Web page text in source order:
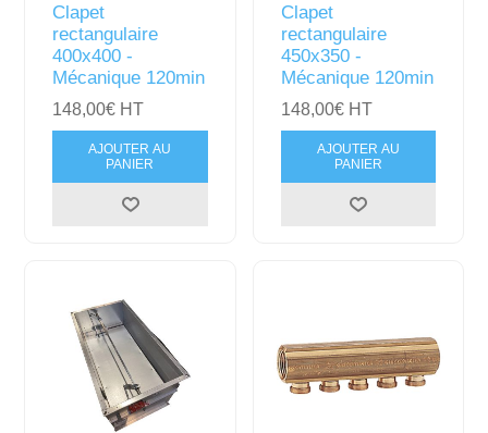
Clapet
rectangulaire
400x400 -
Mécanique 120min
148,00€ HT
AJOUTER AU
PANIER
Clapet
rectangulaire
450x350 -
Mécanique 120min
148,00€ HT
AJOUTER AU
PANIER